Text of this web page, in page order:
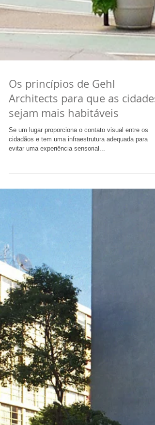
Os princípios de Gehl
Architects para que as cidades
sejam mais habitáveis
evitar uma experiência sensorial...